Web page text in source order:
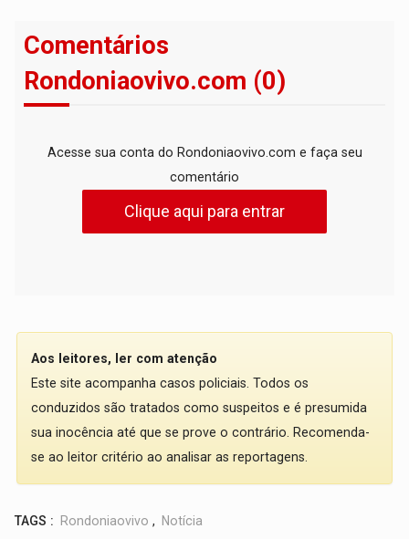
Comentários
Rondoniaovivo.com (0)
Acesse sua conta do Rondoniaovivo.com e faça seu
comentário
Clique aqui para entrar
Aos leitores, ler com atenção
Este site acompanha casos policiais. Todos os
conduzidos são tratados como suspeitos e é presumida
sua inocência até que se prove o contrário. Recomenda-
se ao leitor critério ao analisar as reportagens.
TAGS : Rondoniaovivo , Notícia